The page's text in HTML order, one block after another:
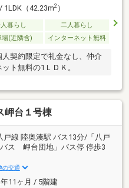
1LDK（42.23m2）
暮らし
二人暮らし
場(近隣含) インターネット無料
契約限定で礼金なし、仲介
ト無料の1ＬＤＫ。
岬台１号棟
戸線 陸奥湊駅 バス13分/「八戸
ス 岬台団地」バス停 停歩3
の交通
11ヶ月 / 5階建